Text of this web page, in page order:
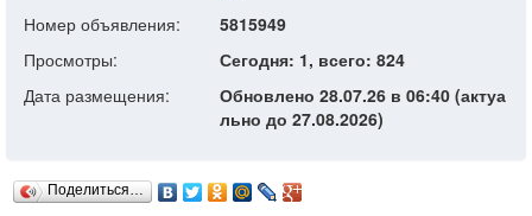
Номер объявления:
5815949
Просмотры:
Сегодня: 1, всего: 824
Дата размещения:
Обновлено 28.07.26 в 06:40 (актуа
льно до 27.08.2026)
Поделиться…